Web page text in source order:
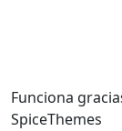
Funciona
SpiceThemes